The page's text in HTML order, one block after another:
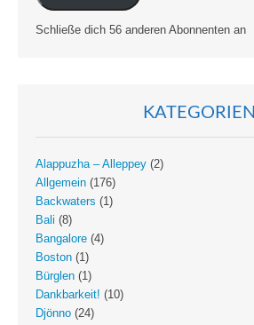
Schließe dich 56 anderen Abonnenten an
KATEGORIEN
Alappuzha – Alleppey (2)
Allgemein (176)
Backwaters (1)
Bali (8)
Bangalore (4)
Boston (1)
Bürglen (1)
Dankbarkeit! (10)
Djönno (24)